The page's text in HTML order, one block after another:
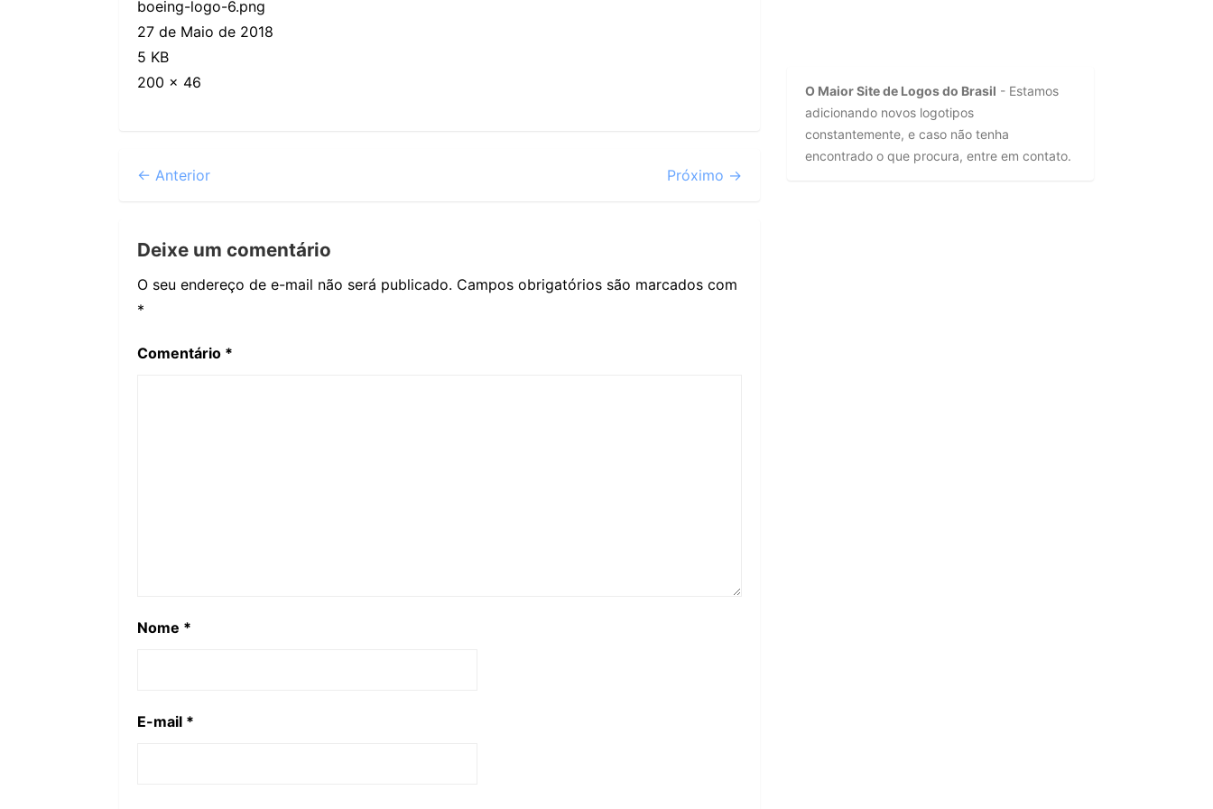
boeing-logo-6.png
27 de Maio de 2018
5 KB
200 × 46
← Anterior Próximo →
Deixe um comentário
O seu endereço de e-mail não será publicado. Campos obrigatórios são marcados com
*
Comentário *
Nome *
E-mail *
O Maior Site de Logos do Brasil - Estamos
adicionando novos logotipos
constantemente, e caso não tenha
encontrado o que procura, entre em contato.